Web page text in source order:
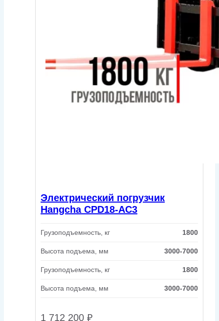
Электрический погрузчик
Hangcha CPD18-AC3
Грузоподъемность, кг 1800
Высота подъема, мм 3000-7000
Грузоподъемность, кг 1800
Высота подъема, мм 3000-7000
1 712 200 ₽